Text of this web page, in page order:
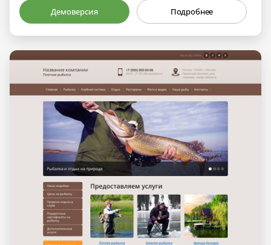
Демоверсия Подробнее